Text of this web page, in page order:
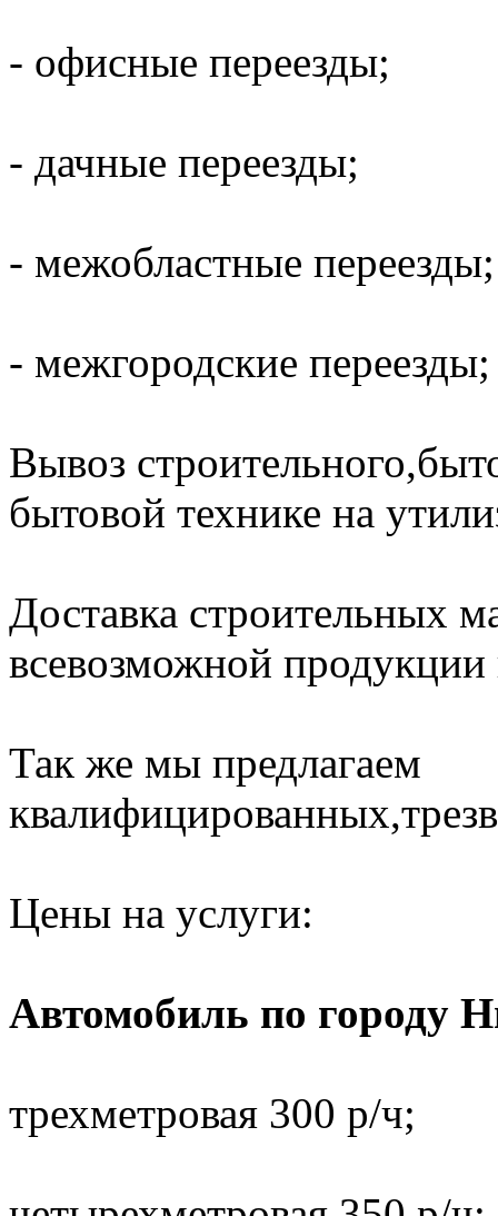
- офисные переезды;
- дачные переезды;
- межобластные переезды;
- межгородские переезды;
Вывоз
бытовой технике на
Доставка строительных
всевозможной продукции
Так же мы предлагаем
Цены на услуги:
Автомобиль по городу
трехметровая 300 р/ч;